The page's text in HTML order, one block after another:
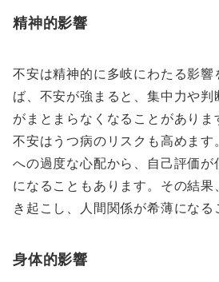
精神的影響
不安は精神的に多岐にわたる影響
ば、不安が強まると、集中力や
がまとまらなくなることがありま
不安はうつ病のリスクも高めま
への過度な心配から、自己評価が
になることもあります。その結果
き起こし、人間関係が希薄になる
身体的影響